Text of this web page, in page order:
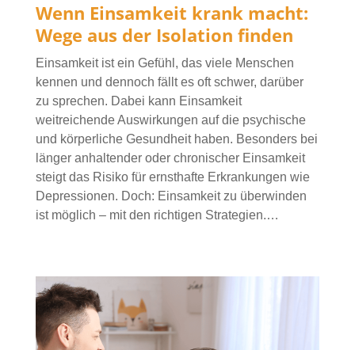
Wenn Einsamkeit krank macht:
Wege aus der Isolation finden
Einsamkeit ist ein Gefühl, das viele Menschen
kennen und dennoch fällt es oft schwer, darüber
zu sprechen. Dabei kann Einsamkeit
weitreichende Auswirkungen auf die psychische
und körperliche Gesundheit haben. Besonders bei
länger anhaltender oder chronischer Einsamkeit
steigt das Risiko für ernsthafte Erkrankungen wie
Depressionen. Doch: Einsamkeit zu überwinden
ist möglich – mit den richtigen Strategien.…